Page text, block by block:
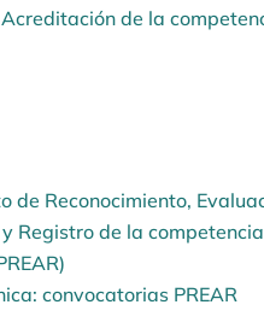
de la
de Reconocimiento,
Registro de la competencia
convocatorias PREAR